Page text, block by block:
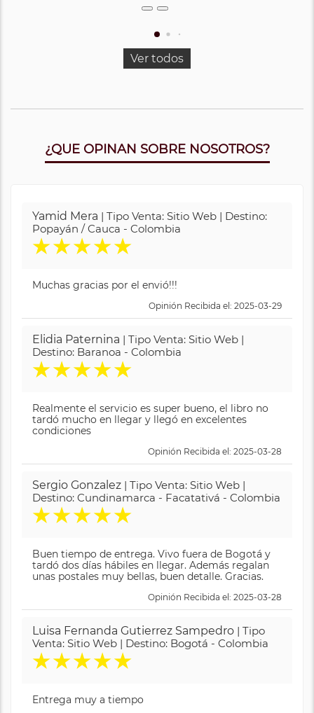
Ver todos
¿QUE OPINAN SOBRE NOSOTROS?
Yamid Mera | Tipo Venta: Sitio Web | Destino:
Popayán / Cauca - Colombia
★★★★★
Muchas gracias por el envió!!!
Opinión Recibida el: 2025-03-29
Elidia Paternina | Tipo Venta: Sitio Web |
Destino: Baranoa - Colombia
★★★★★
Realmente el servicio es super bueno, el libro no
tardó mucho en llegar y llegó en excelentes
condiciones
Opinión Recibida el: 2025-03-28
Sergio Gonzalez | Tipo Venta: Sitio Web |
Destino: Cundinamarca - Facatativá - Colombia
★★★★★
Buen tiempo de entrega. Vivo fuera de Bogotá y
tardó dos días hábiles en llegar. Además regalan
unas postales muy bellas, buen detalle. Gracias.
Opinión Recibida el: 2025-03-28
Luisa Fernanda Gutierrez Sampedro | Tipo
Venta: Sitio Web | Destino: Bogotá - Colombia
★★★★★
Entrega muy a tiempo